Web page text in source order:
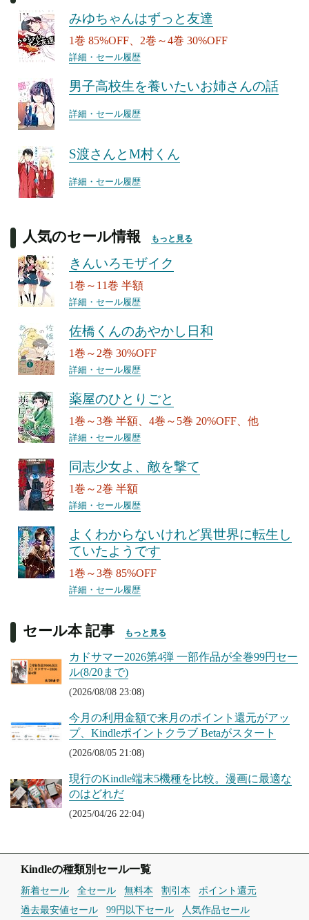
みゆちゃんはずっと友達
1巻 85%OFF、2巻～4巻 30%OFF
詳細・セール履歴
男子高校生を養いたいお姉さんの話
詳細・セール履歴
S渡さんとM村くん
詳細・セール履歴
人気のセール情報 もっと見る
きんいろモザイク
1巻～11巻 半額
詳細・セール履歴
佐橋くんのあやかし日和
1巻～2巻 30%OFF
詳細・セール履歴
薬屋のひとりごと
1巻～3巻 半額、4巻～5巻 20%OFF、他
詳細・セール履歴
同志少女よ、敵を撃て
1巻～2巻 半額
詳細・セール履歴
よくわからないけれど異世界に転生し
ていたようです
1巻～3巻 85%OFF
詳細・セール履歴
セール本 記事 もっと見る
カドサマー2026第4弾 一部作品が全巻99円セー
ル(8/20まで)
(2026/08/08 23:08)
今月の利用金額で来月のポイント還元がアッ
プ、Kindleポイントクラブ Betaがスタート
(2026/08/05 21:08)
現行のKindle端末5機種を比較。漫画に最適な
のはどれだ
(2025/04/26 22:04)
Kindleの種類別セール一覧
新着セール 全セール 無料本 割引本
ポイント還元
過去最安値セール
99円以下セール 人気作品セール